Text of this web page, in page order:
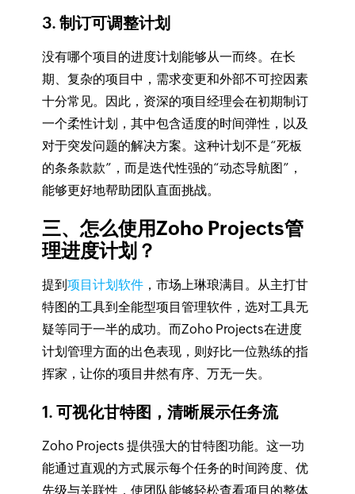
3. 制订可调整计划
没有哪个项目的进度计划能够从一而终。在长
期、复杂的项目中，需求变更和外部不可控因素
十分常见。因此，资深的项目经理会在初期制订
一个柔性计划，其中包含适度的时间弹性，以及
对于突发问题的解决方案。这种计划不是“死板
的条条款款”，而是迭代性强的“动态导航图”，
能够更好地帮助团队直面挑战。
三、怎么使用Zoho Projects管
理进度计划？
提到项目计划软件，市场上琳琅满目。从主打甘
特图的工具到全能型项目管理软件，选对工具无
疑等同于一半的成功。而Zoho Projects在进度
计划管理方面的出色表现，则好比一位熟练的指
挥家，让你的项目井然有序、万无一失。
1. 可视化甘特图，清晰展示任务流
Zoho Projects 提供强大的甘特图功能。这一功
能通过直观的方式展示每个任务的时间跨度、优
先级与关联性，使团队能够轻松查看项目的整体